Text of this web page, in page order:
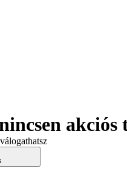
akciós